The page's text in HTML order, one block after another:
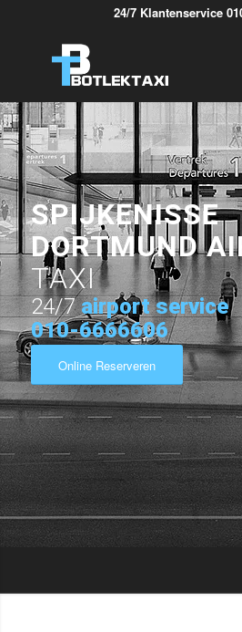
24/7 Klantenservice
SPIJKENISSE
DORTMUND
TAXI
24/7 airport service
010-6666606
Online Reserveren